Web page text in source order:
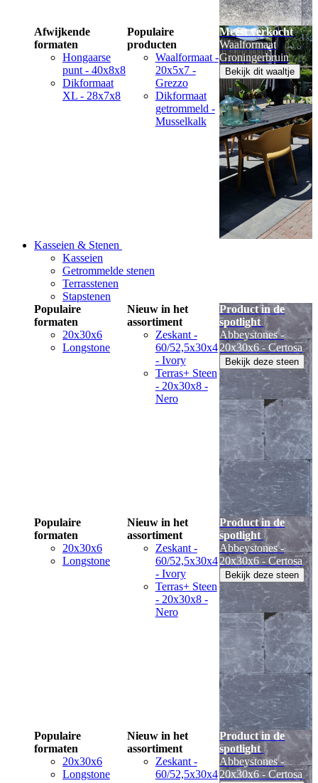
Afwijkende
formaten
Hongaarse
punt - 40x8x8
Dikformaat
XL - 28x7x8
Populaire
producten
Waalformaat -
20x5x7 -
Grezzo
Dikformaat
getrommeld -
Musselkalk
Meest verkocht
Waalformaat
Groningerbruin
Bekijk dit waaltje
Kasseien & Stenen
Kasseien
Getrommelde stenen
Terrasstenen
Stapstenen
Populaire
formaten
20x30x6
Longstone
Nieuw in het
assortiment
Zeskant -
60/52,5x30x4
- Ivory
Terras+ Steen
- 20x30x8 -
Nero
Product in de
spotlight
Abbeystones -
20x30x6 - Certosa
Bekijk deze steen
Populaire
formaten
20x30x6
Longstone
Nieuw in het
assortiment
Zeskant -
60/52,5x30x4
- Ivory
Terras+ Steen
- 20x30x8 -
Nero
Product in de
spotlight
Abbeystones -
20x30x6 - Certosa
Bekijk deze steen
Populaire
formaten
20x30x6
Longstone
Nieuw in het
assortiment
Zeskant -
60/52,5x30x4
Product in de
spotlight
Abbeystones -
20x30x6 - Certosa